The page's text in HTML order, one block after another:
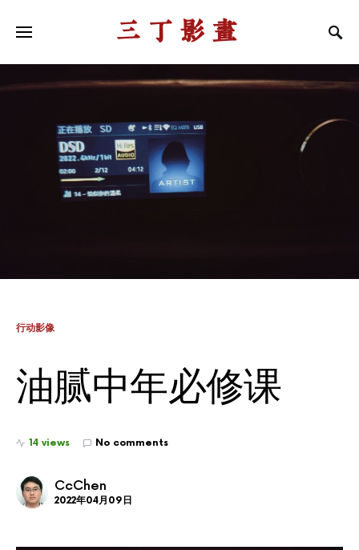
三丁影画
行动影像
油腻中年必修课
14 views No comments
CcChen
2022年04月09日